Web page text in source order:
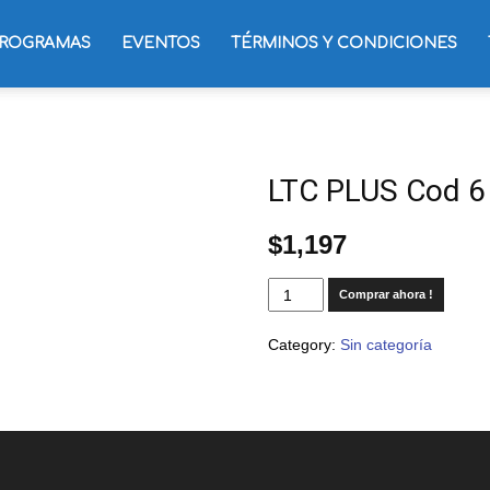
EVENTOS TÉRMINOS Y CONDICIONES
LTC PLUS Cod 6
$1,197
Comprar ahora !
Category:Sin categoría